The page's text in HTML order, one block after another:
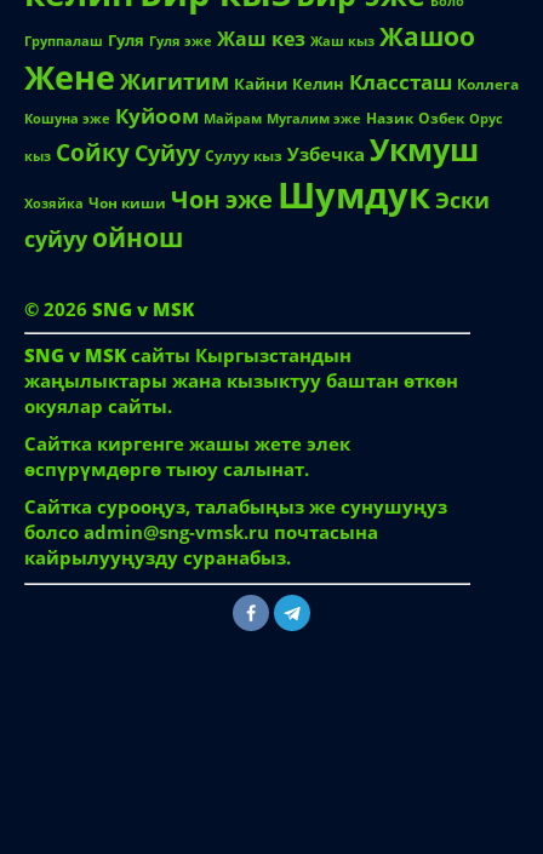
Группалаш Гуля Гуля эже Жаш кез Жаш кыз Жашоо
Жене Жигитим Кайни Келин Классташ Коллега
Кошуна эже Куйоом Майрам Мугалим эже Назик Озбек Орус
кыз Сойку Суйуу Сулуу кыз Узбечка Укмуш
Хозяйка Чон киши Чон эже ШумдукЭски
суйуу ойнош
© 2026 SNG v MSK
SNG v MSK сайты Кыргызстандын
жаңылыктары жана кызыктуу баштан өткөн
окуялар сайты.
Сайтка киргенге жашы жете элек
өспүрүмдөргө тыюу салынат.
Сайтка сурооңуз, талабыңыз же сунушуңуз
болсо admin@sng-vmsk.ru почтасына
кайрылууңузду суранабыз.